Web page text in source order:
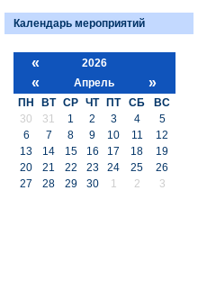
Календарь мероприятий
« 2026
« Апрель »
ПН ВТ СР ЧТ ПТ СБ
ВС
30
31 1 2 3 4
5
6
7 8 9 10 11
12
13
14 15 16 17 18
19
20
21 22 23 24 25
26
27
28 29 30 1 2 3